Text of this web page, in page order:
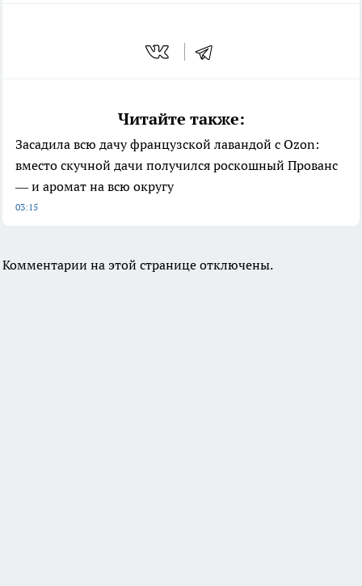
Читайте также:
Засадила всю дачу французской лавандой с Ozon:
вместо скучной дачи получился роскошный Прованс
— и аромат на всю округу
03:15
Комментарии на этой странице отключены.